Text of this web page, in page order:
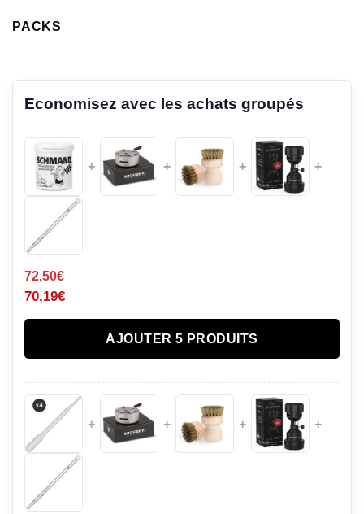
PACKS
Economisez avec les achats groupés
+ + + +
72,50€
70,19€
AJOUTER 5 PRODUITS
+ + + +